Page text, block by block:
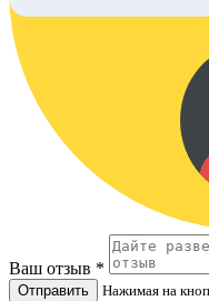
Ваш отзыв *
Отправить
Нажимая на